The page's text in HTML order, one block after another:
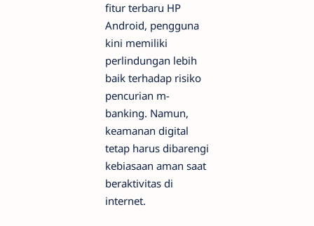
fitur terbaru HP
Android, pengguna
kini memiliki
perlindungan lebih
baik terhadap risiko
pencurian m-
banking. Namun,
keamanan digital
tetap harus dibarengi
kebiasaan aman saat
beraktivitas di
internet.